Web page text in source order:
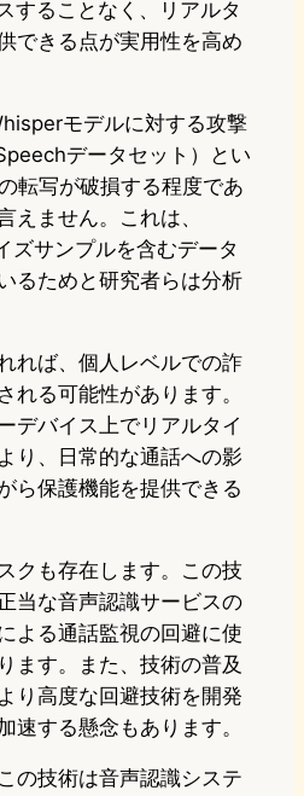
することなく、リアルタ
できる点が実用性を高め
モデルに対する攻撃
データセット）とい
転写が破損する程度であ
えません。これは、
ズサンプルを含むデータ
るためと研究者らは分析
れば、個人レベルでの詐
れる可能性があります。
デバイス上でリアルタイ
り、日常的な通話への影
ら保護機能を提供できる
クも存在します。この技
当な音声認識サービスの
よる通話監視の回避に使
ます。また、技術の普及
り高度な回避技術を開発
速する懸念もあります。
の技術は音声認識システ